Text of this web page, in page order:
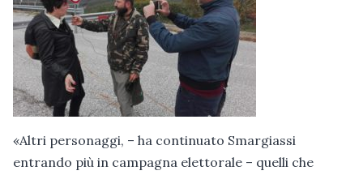
«Altri personaggi, – ha continuato Smargiassi
entrando più in campagna elettorale – quelli che